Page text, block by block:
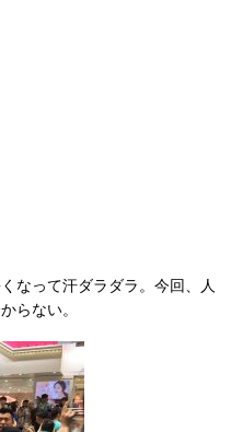
なって汗ダラダラ。今回、人
らない。